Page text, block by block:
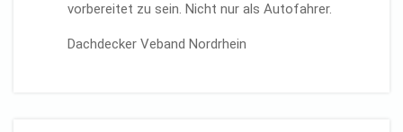
vorbereitet zu sein. Nicht nur als Autofahrer.
Dachdecker Veband Nordrhein